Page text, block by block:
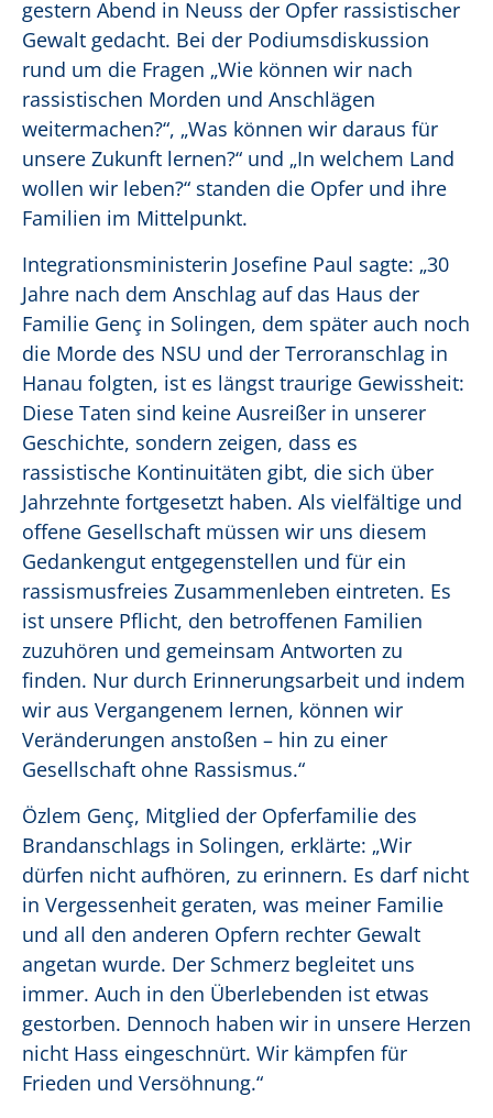
gestern Abend in Neuss der Opfer rassistischer
Gewalt gedacht. Bei der Podiumsdiskussion
rund um die Fragen „Wie können wir nach
rassistischen Morden und Anschlägen
weitermachen?“, „Was können wir daraus für
unsere Zukunft lernen?“ und „In welchem Land
wollen wir leben?“ standen die Opfer und ihre
Familien im Mittelpunkt.
Integrationsministerin Josefine Paul sagte: „30
Jahre nach dem Anschlag auf das Haus der
Familie Genç in Solingen, dem später auch noch
die Morde des NSU und der Terroranschlag in
Hanau folgten, ist es längst traurige Gewissheit:
Diese Taten sind keine Ausreißer in unserer
Geschichte, sondern zeigen, dass es
rassistische Kontinuitäten gibt, die sich über
Jahrzehnte fortgesetzt haben. Als vielfältige und
offene Gesellschaft müssen wir uns diesem
Gedankengut entgegenstellen und für ein
rassismusfreies Zusammenleben eintreten. Es
ist unsere Pflicht, den betroffenen Familien
zuzuhören und gemeinsam Antworten zu
finden. Nur durch Erinnerungsarbeit und indem
wir aus Vergangenem lernen, können wir
Veränderungen anstoßen – hin zu einer
Gesellschaft ohne Rassismus.“
Özlem Genç, Mitglied der Opferfamilie des
Brandanschlags in Solingen, erklärte: „Wir
dürfen nicht aufhören, zu erinnern. Es darf nicht
in Vergessenheit geraten, was meiner Familie
und all den anderen Opfern rechter Gewalt
angetan wurde. Der Schmerz begleitet uns
immer. Auch in den Überlebenden ist etwas
gestorben. Dennoch haben wir in unsere Herzen
nicht Hass eingeschnürt. Wir kämpfen für
Frieden und Versöhnung.“